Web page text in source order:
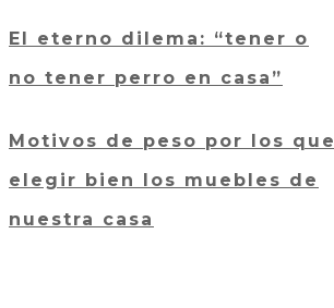
El eterno dilema: “tener o
no tener perro en casa”
Motivos de peso por los que
elegir bien los muebles de
nuestra casa